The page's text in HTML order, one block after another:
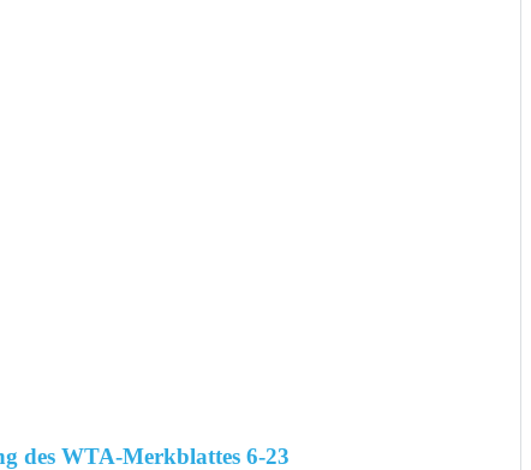
des WTA-Merkblattes 6-23